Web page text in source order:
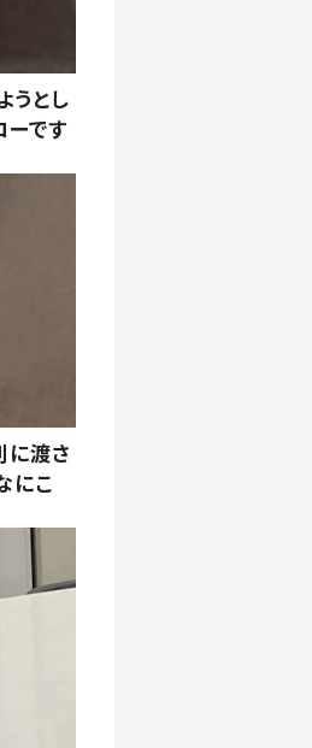
うとし
です
に渡さ
にこ